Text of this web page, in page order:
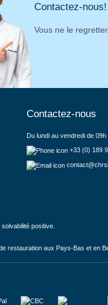
Contactez-nous!
Vous ne le
Contactez-nous
Du lundi au vendredi de 09h
+33 (0) 189
positive.
restauration aux Pays-Bas et en